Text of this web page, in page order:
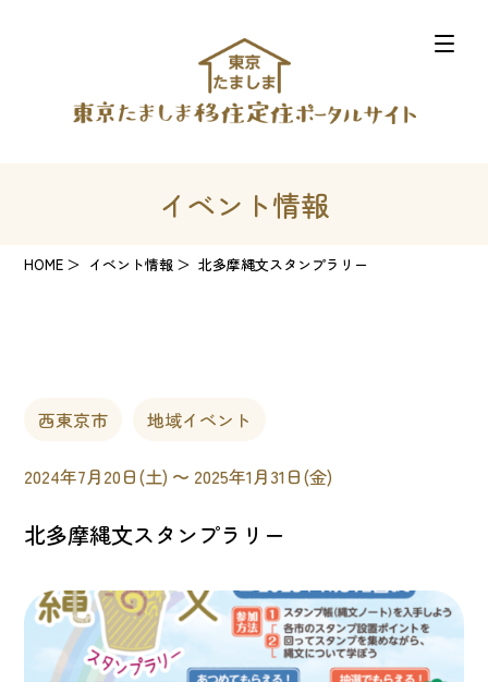
イベント情報
HOME イベント情報 北多摩縄文スタンプラリー
西東京市 地域イベント
2024年7月20日(土) 〜 2025年1月31日(金)
北多摩縄文スタンプラリー